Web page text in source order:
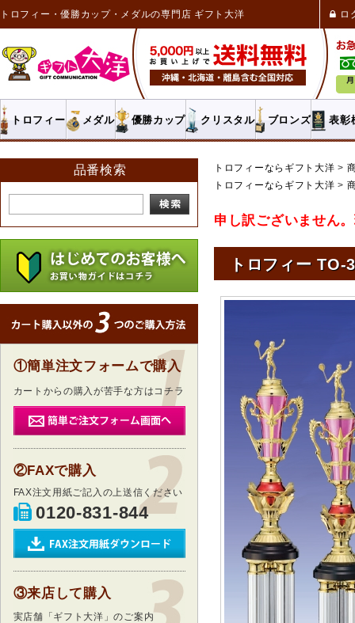
トロフィー・優勝カップ・メダルの専門店 ギフト大洋 ロ
トロフィー メダル 優勝カップ クリスタル ブロンズ 表彰
トロフィーならギフト大洋
トロフィーならギフト大洋
申し訳ございません
トロフィー TO-
品番検索
①簡単注文フォームで購入
カートからの購入が苦手な方はコチラ
②FAXで購入
FAX注文用紙ご記入の上送信ください
0120-831-844
③来店して購入
実店舗「ギフト大洋」のご案内